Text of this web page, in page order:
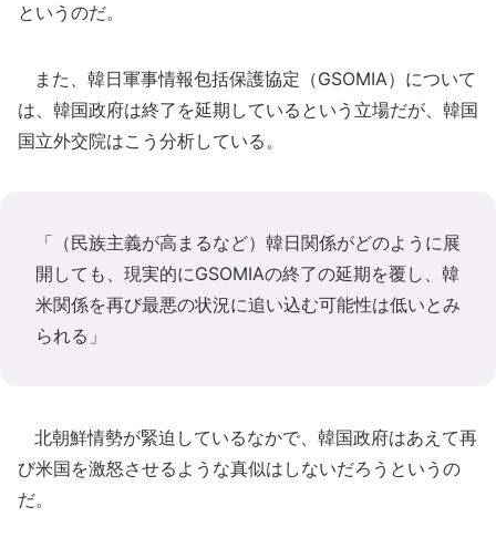
というのだ。
また、韓日軍事情報包括保護協定（GSOMIA）について
は、韓国政府は終了を延期しているという立場だが、韓国
国立外交院はこう分析している。
「（民族主義が高まるなど）韓日関係がどのように展
開しても、現実的にGSOMIAの終了の延期を覆し、韓
米関係を再び最悪の状況に追い込む可能性は低いとみ
られる」
北朝鮮情勢が緊迫しているなかで、韓国政府はあえて再
び米国を激怒させるような真似はしないだろうというの
だ。